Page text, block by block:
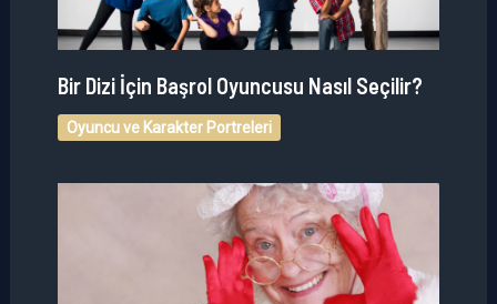
Bir Dizi İçin Başrol Oyuncusu Nasıl Seçilir?
Oyuncu ve Karakter Portreleri